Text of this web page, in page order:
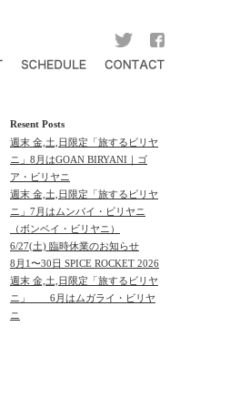
Resent Posts
週末 金,土,日限定「旅するビリヤ
ニ」8月はGOAN BIRYANI｜ゴ
ア・ビリヤニ
週末 金,土,日限定「旅するビリヤ
ニ」7月はムンバイ・ビリヤニ
（ボンベイ・ビリヤニ）
6/27(土) 臨時休業のお知らせ
8月1〜30日 SPICE ROCKET 2026
週末 金,土,日限定「旅するビリヤ
ニ」 6月はムガライ・ビリヤ
ニ